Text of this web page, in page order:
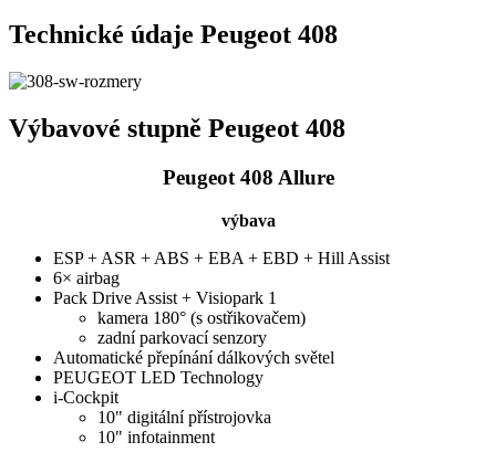
Technické údaje Peugeot 408
Výbavové stupně Peugeot 408
Peugeot 408 Allure
výbava
ESP + ASR + ABS + EBA + EBD + Hill Assist
6× airbag
Pack Drive Assist + Visiopark 1
kamera 180° (s ostřikovačem)
zadní parkovací senzory
Automatické přepínání dálkových světel
PEUGEOT LED Technology
i‑Cockpit
10" digitální přístrojovka
10" infotainment